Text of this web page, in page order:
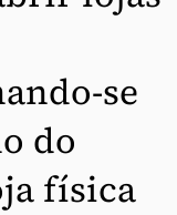
se
do
física